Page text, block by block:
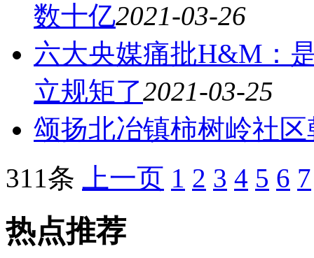
数十亿2021-03-26
六大央媒痛批H&M：
立规矩了2021-03-25
颂扬北冶镇柿树岭社
311条
上一页 1 2 3 4 5 6 7
热点推荐